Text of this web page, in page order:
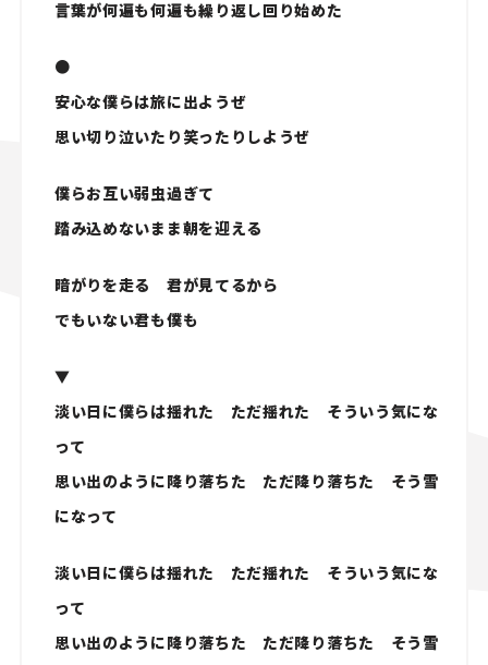
言葉が何遍も何遍も繰り返し回り始めた
●
安心な僕らは旅に出ようぜ
思い切り泣いたり笑ったりしようぜ
僕らお互い弱虫過ぎて
踏み込めないまま朝を迎える
暗がりを走る 君が見てるから
でもいない君も僕も
▼
淡い日に僕らは揺れた ただ揺れた そういう気にな
って
思い出のように降り落ちた ただ降り落ちた そう雪
になって
淡い日に僕らは揺れた ただ揺れた そういう気にな
って
思い出のように降り落ちた ただ降り落ちた そう雪